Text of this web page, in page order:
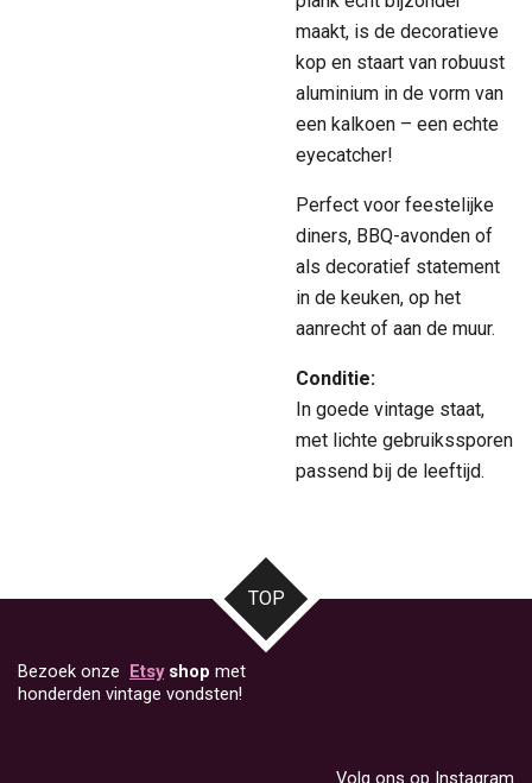
maakt, is de decoratieve
kop en staart van robuust
aluminium in de vorm van
een kalkoen – een echte
eyecatcher!
Perfect voor feestelijke
diners, BBQ-avonden of
als decoratief statement
in de keuken, op het
aanrecht of aan de muur.
Conditie:
In goede vintage staat,
met lichte gebruikssporen
passend bij de leeftijd.
TOP
Bezoek onze Etsyshop met
honderden vintage vondsten!
Volg ons op Instagram